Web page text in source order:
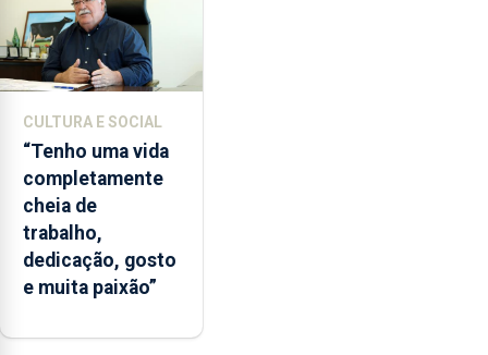
2022
e
2026.
ilha
das
Flores
apresenta
um
“decréscimo
significativo”
CPUE
CULTURA E SOCIAL
“Tenho uma vida
completamente
cheia de
trabalho,
dedicação, gosto
e muita paixão”